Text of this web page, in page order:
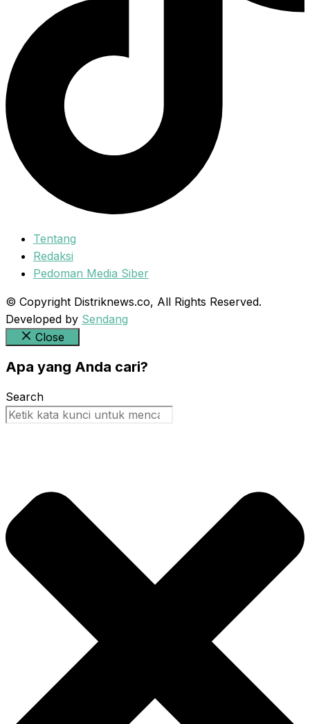
Tentang
Redaksi
Pedoman Media Siber
© Copyright Distriknews.co, All Rights Reserved.
Developed by Sendang
Close
Apa yang Anda cari?
Search